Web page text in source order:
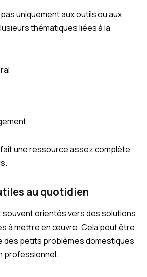
uniquement aux outils ou aux
thématiques liées à la
une ressource assez complète
au quotidien
orientés vers des solutions
à mettre en œuvre. Cela peut être
des petits problèmes domestiques
professionnel.